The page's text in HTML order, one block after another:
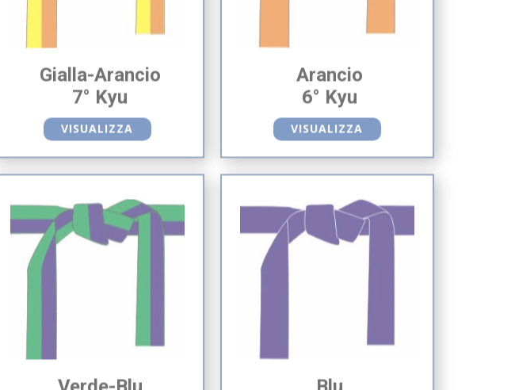
Gialla-Arancio
7° Kyu
VISUALIZZA
6° Kyu
VISUALIZZA
3° Kyu
2° Kyu